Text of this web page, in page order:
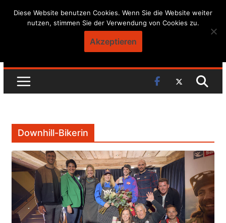
Skip
Downhill-Bikerin
Diese Website benutzen Cookies. Wenn Sie die Website weiter
nutzen, stimmen Sie der Verwendung von Cookies zu.
Akzeptieren